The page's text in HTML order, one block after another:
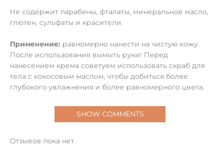
Не содержит парабены, фталаты, минеральное масло,
глютен, сульфаты и красители.
Применение: равномерно нанести на чистую кожу.
После использования вымыть руки! Перед
нанесением крема советуем использовать скраб для
тела с кокосовым маслом, чтобы добиться более
глубокого увлажнения и более равномерного цвета.
SHOW COMMENTS
Отзывов пока нет.